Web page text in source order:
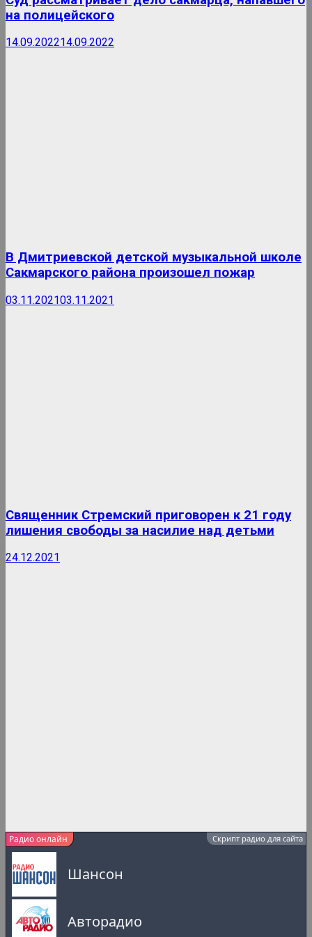
на полицейского
14.09.202214.09.2022
В Дмитриевской детской музыкальной школе
Сакмарского района произошел пожар
03.11.202103.11.2021
Священник Стремский приговорен к 21 году
лишения свободы за насилие над детьми
24.12.2021
Радио онлайн Скрипт радио для сайта
Шансон
Авторадио